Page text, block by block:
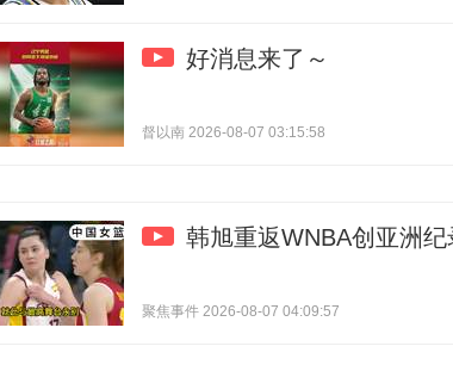
好消息来了～
督以南 2026-08-07 03:15:58
韩旭重返WNBA创亚洲
聚焦事件 2026-08-07 04:09:57